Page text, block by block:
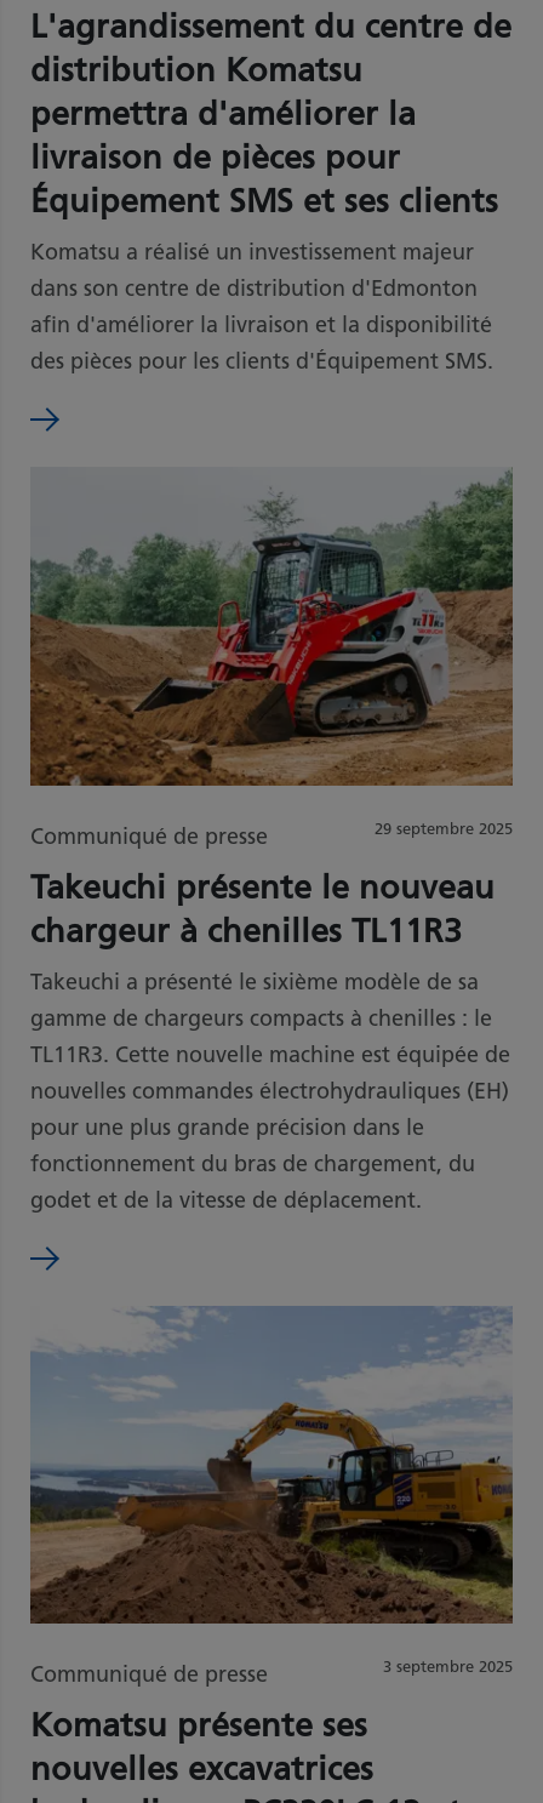
L'agrandissement du centre de
distribution Komatsu
permettra d'améliorer la
livraison de pièces pour
Équipement SMS et ses clients
Komatsu a réalisé un investissement majeur
dans son centre de distribution d'Edmonton
afin d'améliorer la livraison et la disponibilité
des pièces pour les clients d'Équipement SMS.
29 septembre 2025
Communiqué de presse
Takeuchi présente le nouveau
chargeur à chenilles TL11R3
Takeuchi a présenté le sixième modèle de sa
gamme de chargeurs compacts à chenilles : le
TL11R3. Cette nouvelle machine est équipée de
nouvelles commandes électrohydrauliques (EH)
pour une plus grande précision dans le
fonctionnement du bras de chargement, du
godet et de la vitesse de déplacement.
3 septembre 2025
Communiqué de presse
Komatsu présente ses
nouvelles excavatrices